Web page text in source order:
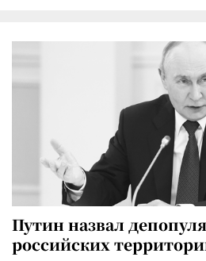
Путин назвал
российских